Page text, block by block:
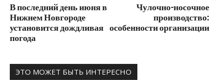
В последний день июня в
Нижнем Новгороде
установится дождливая
погода
Чулочно-носочное
производство:
особенности организации
ЭТО МОЖЕТ БЫТЬ ИНТЕРЕСНО